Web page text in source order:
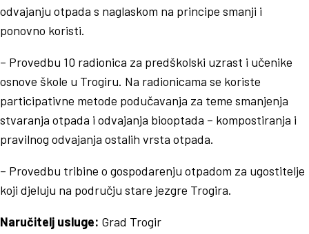
odvajanju otpada s naglaskom na principe smanji i
ponovno koristi.
– Provedbu 10 radionica za predškolski uzrast i učenike
osnove škole u Trogiru. Na radionicama se koriste
participativne metode podučavanja za teme smanjenja
stvaranja otpada i odvajanja biooptada – kompostiranja i
pravilnog odvajanja ostalih vrsta otpada.
– Provedbu tribine o gospodarenju otpadom za ugostitelje
koji djeluju na području stare jezgre Trogira.
Naručitelj usluge: Grad Trogir